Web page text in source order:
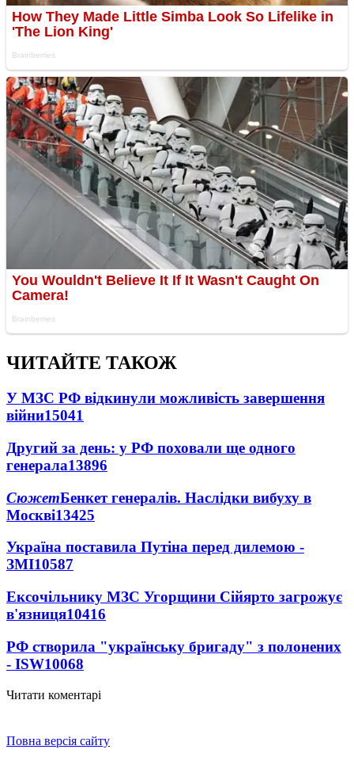
ЧИТАЙТЕ ТАКОЖ
У МЗС РФ відкинули можливість завершення
війни15041
Другий за день: у РФ поховали ще одного
генерала13896
СюжетБенкет генералів. Наслідки вибуху в
Москві13425
Україна поставила Путіна перед дилемою -
ЗМІ10587
Ексочільнику МЗС Угорщини Сійярто загрожує
в'язниця10416
РФ створила "українську бригаду" з полонених
- ISW10068
Читати коментарі
Повна версія сайту